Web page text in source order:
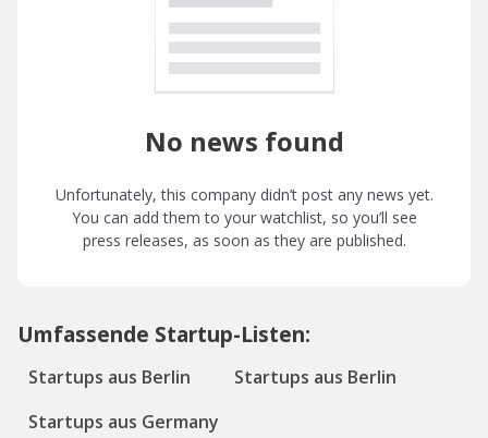
No news found
Unfortunately, this company didn’t post any news yet.
You can add them to your watchlist, so you’ll see
press releases, as soon as they are published.
Umfassende Startup-Listen:
Startups aus Berlin
Startups aus Berlin
Startups aus Germany